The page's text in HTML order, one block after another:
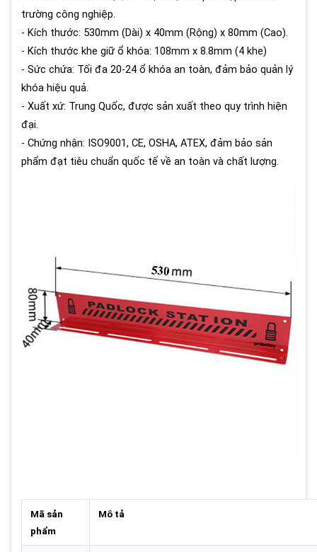
trường công nghiệp.
- Kích thước: 530mm (Dài) x 40mm (Rộng) x 80mm (Cao).
- Kích thước khe giữ ổ khóa: 108mm x 8.8mm (4 khe)
- Sức chứa: Tối đa 20-24 ổ khóa an toàn, đảm bảo quản lý
khóa hiệu quả.
- Xuất xứ: Trung Quốc, được sản xuất theo quy trình hiện
đại.
- Chứng nhận: ISO9001, CE, OSHA, ATEX, đảm bảo sản
phẩm đạt tiêu chuẩn quốc tế về an toàn và chất lượng.
Mã sản
phẩm
Mô tả